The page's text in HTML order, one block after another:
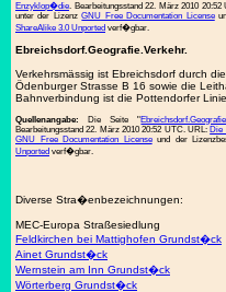
Enzyklop�die. Bearbeitungsstand 22. März 2010
unter der LizenzGNU Free Documentation License
ShareAlike 3.0 Unported verf�gbar.
Ebreichsdorf.Geografie.Verkehr.
Verkehrsmässig ist Ebreichsdorf durch
Ödenburger Strasse B 16 sowie die
Bahnverbindung ist die Pottendorfer
Quellenangabe: Die Seite "
Bearbeitungsstand 22. März 2010 20:52 UTC. URL: Die
GNU Free Documentation Licenseund der
Unported verf�gbar.
Diverse Stra�enbezeichnungen:
MEC-Europa Straßesiedlung
Feldkirchen bei Mattighofen Grundst�ck
Ainet Grundst�ck
Wernstein am Inn Grundst�ck
Wörterberg Grundst�ck